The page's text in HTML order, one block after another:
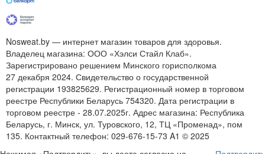
Nosweat.by — интернет магазин товаров для здоровья.
Владелец магазина: ООО «Хэлси Стайл Клаб».
Зарегистрировано решением Минского горисполкома
27 декабря 2024. Свидетельство о государственной
регистрации 193825629. Регистрационный номер в торговом
реестре Республики Беларусь 754320. Дата регистрации в
торговом реестре - 28.07.2025г. Адрес магазина: Республика
Беларусь, г. Минск, ул. Туровского, 12, ТЦ «Променад», пом
135. Контактный телефон: 029-676-15-73 A1 © 2025